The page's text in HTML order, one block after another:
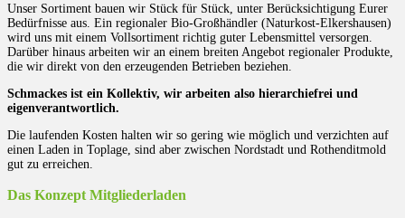
Unser Sortiment bauen wir Stück für Stück, unter Berücksichtigung Eurer
Bedürfnisse aus. Ein regionaler Bio-Großhändler (Naturkost-Elkershausen)
wird uns mit einem Vollsortiment richtig guter Lebensmittel versorgen.
Darüber hinaus arbeiten wir an einem breiten Angebot regionaler Produkte,
die wir direkt von den erzeugenden Betrieben beziehen.
Schmackes ist ein Kollektiv, wir arbeiten also hierarchiefrei und
eigenverantwortlich.
Die laufenden Kosten halten wir so gering wie möglich und verzichten auf
einen Laden in Toplage, sind aber zwischen Nordstadt und Rothenditmold
gut zu erreichen.
Das Konzept Mitgliederladen